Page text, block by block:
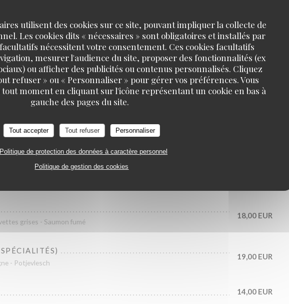
utilisent des cookies sur ce site, pouvant impliquer la collecte de
Les cookies dits « nécessaires » sont obligatoires et installés par
nécessitent votre consentement. Ces cookies facultatifs
mesurer l'audience du site, proposer des fonctionnalités (ex
ou afficher des publicités ou contenus personnalisés. Cliquez
refuser » ou « Personnaliser » pour gérer vos préférences. Vous
moment en cliquant sur l'icône représentant un cookie en bas à
gauche des pages du site.
Tout accepter Tout refuser Personnaliser
Politique de protection des données à caractère personnel
Politique de gestion des cookies
16,00 EUR
CHEDDAR
fermier - pain burger boulangerie Brier
18,00 EUR
grises - Saumon fumé
18,00 EUR
- Potjevlesch
19,00 EUR
14,00 EUR